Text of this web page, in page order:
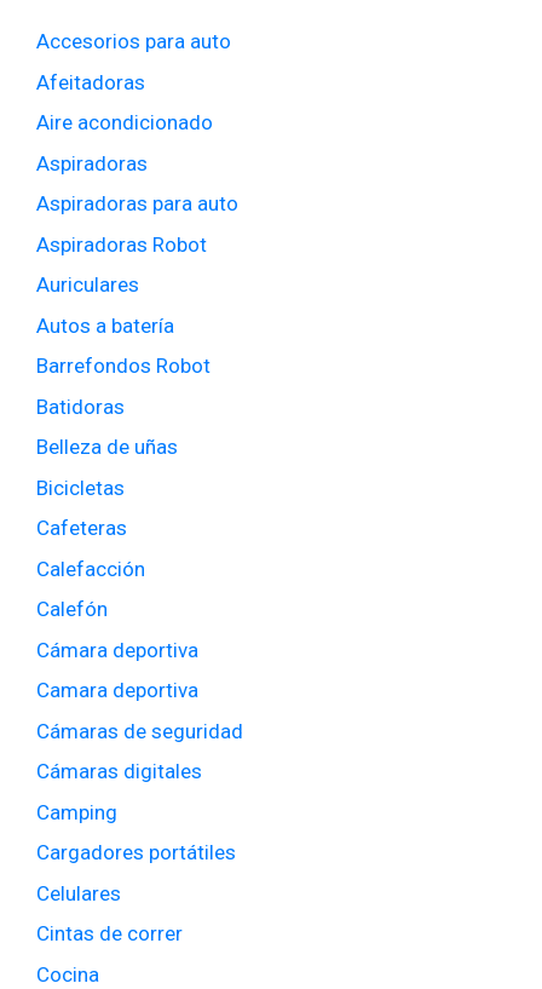
Accesorios para auto
Afeitadoras
Aire acondicionado
Aspiradoras
Aspiradoras para auto
Aspiradoras Robot
Auriculares
Autos a batería
Barrefondos Robot
Batidoras
Belleza de uñas
Bicicletas
Cafeteras
Calefacción
Calefón
Cámara deportiva
Camara deportiva
Cámaras de seguridad
Cámaras digitales
Camping
Cargadores portátiles
Celulares
Cintas de correr
Cocina